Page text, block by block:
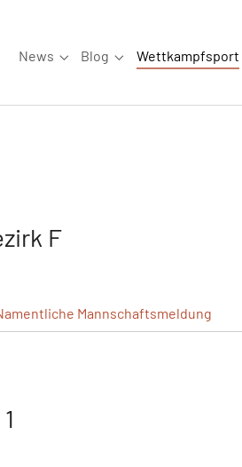
News
Submenu for "News"
Blog
Submenu for "Blog"
Wettkampfsport
F
Mannschaftsmeldung